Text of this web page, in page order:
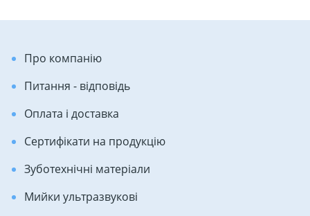
Про компанію
Питання - відповідь
Оплата і доставка
Сертифікати на продукцію
Зуботехнічні матеріали
Мийки ультразвукові